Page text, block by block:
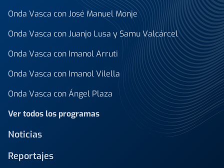
Onda Vasca con José Manuel Monje
Onda Vasca con Juanjo Lusa y Samu Valcárcel
Onda Vasca con Imanol Arruti
Onda Vasca con Imanol Vilella
Onda Vasca con Ángel Plaza
Ver todos los programas
Noticias
Reportajes